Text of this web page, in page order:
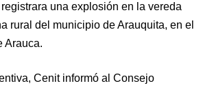
una explosión en la vereda
rural del municipio de Arauquita, en el
Arauca.
Cenit informó al Consejo